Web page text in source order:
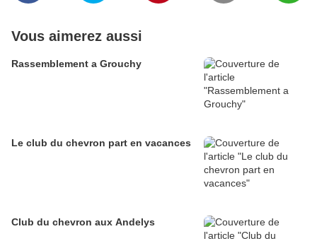
Vous aimerez aussi
Rassemblement a Grouchy
Le club du chevron part en vacances
Club du chevron aux Andelys